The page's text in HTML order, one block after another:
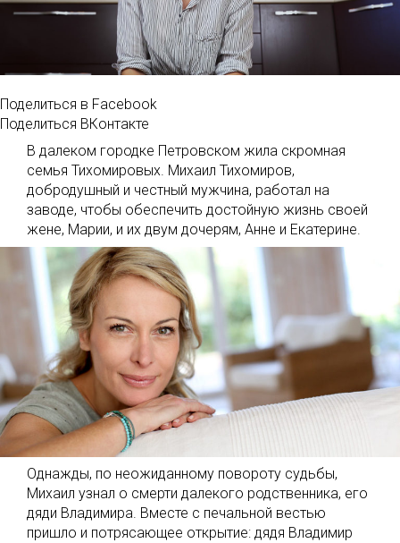
Поделиться в Facebook
Поделиться ВКонтакте
В далеком городке Петровском жила скромная
семья Тихомировых. Михаил Тихомиров,
добродушный и честный мужчина, работал на
заводе, чтобы обеспечить достойную жизнь своей
жене, Марии, и их двум дочерям, Анне и Екатерине.
Однажды, по неожиданному повороту судьбы,
Михаил узнал о смерти далекого родственника, его
дяди Владимира. Вместе с печальной вестью
пришло и потрясающее открытие: дядя Владимир